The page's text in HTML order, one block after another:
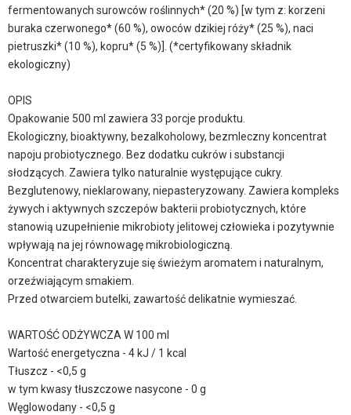
fermentowanych surowców roślinnych* (20 %) [w tym z: korzeni
buraka czerwonego* (60 %), owoców dzikiej róży* (25 %), naci
pietruszki* (10 %), kopru* (5 %)]. (*certyfikowany składnik
ekologiczny)
OPIS
Opakowanie 500 ml zawiera 33 porcje produktu.
Ekologiczny, bioaktywny, bezalkoholowy, bezmleczny koncentrat
napoju probiotycznego. Bez dodatku cukrów i substancji
słodzących. Zawiera tylko naturalnie występujące cukry.
Bezglutenowy, nieklarowany, niepasteryzowany. Zawiera kompleks
żywych i aktywnych szczepów bakterii probiotycznych, które
stanowią uzupełnienie mikrobioty jelitowej człowieka i pozytywnie
wpływają na jej równowagę mikrobiologiczną.
Koncentrat charakteryzuje się świeżym aromatem i naturalnym,
orzeźwiającym smakiem.
Przed otwarciem butelki, zawartość delikatnie wymieszać.
WARTOŚĆ ODŻYWCZA W 100 ml
Wartość energetyczna - 4 kJ / 1 kcal
Tłuszcz - <0,5 g
w tym kwasy tłuszczowe nasycone - 0 g
Węglowodany - <0,5 g